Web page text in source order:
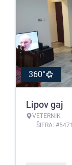
360°
Lipov gaj
VETERNIK
ŠIFRA: